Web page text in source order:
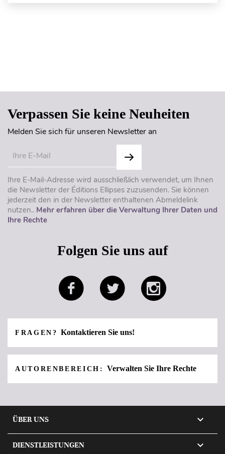
Verpassen Sie keine Neuheiten
Melden Sie sich für unseren Newsletter an
Ihre E-Mail-Adresse wird ausschließlich verwendet, um Ihnen
die Newsletter der Éditions Ellipses zuzusenden. Sie können
jederzeit den in der Newsletter enthaltenen Abmeldelink
nutzen.. Mehr erfahren über die Verwaltung Ihrer Daten und
Ihre Rechte
Folgen Sie uns auf
FRAGEN?Kontaktieren Sie uns!
AUTORENBEREICH: Verwalten Sie Ihre Rechte
ÜBER UNS 
DIENSTLEISTUNGEN 